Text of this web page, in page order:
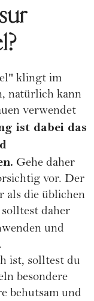
klingt im
natürlich kann
verwendet
ist dabei das
Gehe daher
vor. Der
als die üblichen
daher
und
ist, solltest du
besondere
behutsam und